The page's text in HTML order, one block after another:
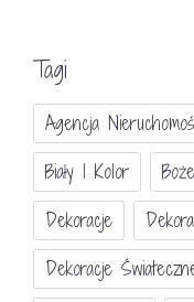
Tagi
Agencja
Biały I Kolor
Dekoracje
Dekoracje